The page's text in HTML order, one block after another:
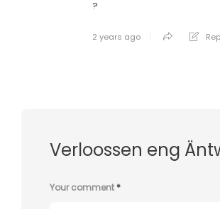
?
2 years ago
Verloossen eng
Your comment*